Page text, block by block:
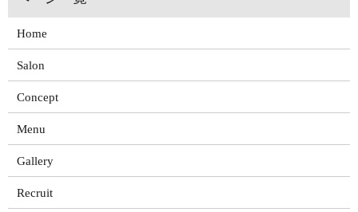
Home
Salon
Concept
Menu
Gallery
Recruit